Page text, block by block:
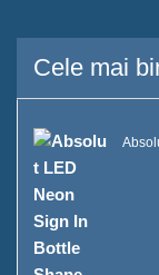
Brandurile pe
Sustenabilitate
Catalog
Caz
Cele mai